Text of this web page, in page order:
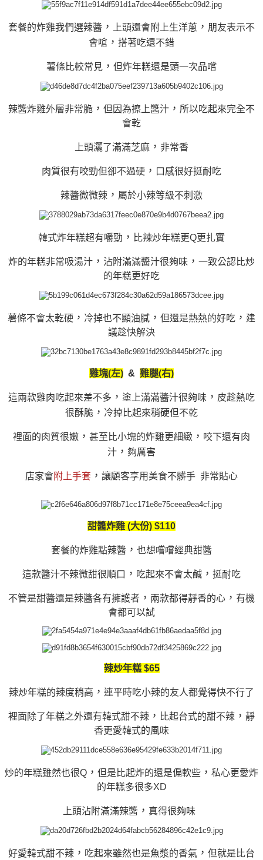
套餐的炸雞我們選辣醬 ， 上頭還會附上生洋蔥 ， 朋友表示不
會嗆 ， 搭著吃還不錯
薯條比較常見 ， 但炸年糕還是頭一次品嚐
辣醬炸雞外層非常脆 ， 但因為擦上醬汁 ， 所以吃起來完全不
會乾
上頭灑了滿滿芝麻 ， 非常香
肉質很有咬勁但卻不過硬 ， 口感很好挺耐吃
辣醬微微辣 ， 屬於小辣等級不刺激
韓式炸年糕超有嚼勁 ， 比辣炒年糕更Q更扎實
炸的年糕非常吸湯汁 ， 沾附滿滿醬汁很夠味 ， 一致公認比炒
的年糕更好吃
薯條不會太乾硬 ， 冷掉也不顯油膩 ， 但還是熱熱的好吃 ， 建
議趁快解決
雞塊(左) & 雞腿(右)
這兩款雞肉吃起來差不多 ， 塗上滿滿醬汁很夠味 ， 皮趁熱吃
很酥脆 ， 冷掉比起來稍硬但不乾
裡面的肉質很嫩 ， 甚至比小塊的炸雞更細緻 ， 咬下還有肉
汁 ， 夠厲害
店家會附上手套 ， 讓顧客享用美食不髒手 非常貼心
甜醬炸雞 (大份) $110
套餐的炸雞點辣醬 ， 也想嚐嚐經典甜醬
這款醬汁不辣微甜很順口 ， 吃起來不會太鹹 ， 挺耐吃
不管是甜醬還是辣醬各有擁護者 ， 兩款都得靜香的心 ， 有機
會都可以試
辣炒年糕 $65
辣炒年糕的辣度稍高 ， 連平時吃小辣的友人都覺得快不行了
裡面除了年糕之外還有韓式甜不辣 ， 比起台式的甜不辣 ， 靜
香更愛韓式的風味
炒的年糕雖然也很Q ， 但是比起炸的還是偏軟些 ， 私心更愛炸
的年糕多很多XD
上頭沾附滿滿辣醬 ， 真得很夠味
好愛韓式甜不辣 ， 吃起來雖然也是魚漿的香氣 ， 但就是比台